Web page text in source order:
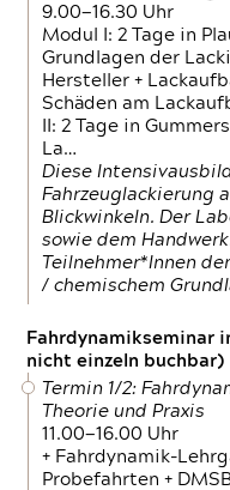
9.00—16.30 Uhr
Modul I: 2 Tage in
Grundlagen der
Hersteller +
Schäden am
II: 2 Tage in
La…
Diese
Fahrzeuglackierung
Blickwinkeln. Der
sowie dem
Teilnehmer*Innen
/ chemischem
Fahrdynamikseminar
nicht einzeln buchbar)
Termin 1/2:
Theorie und Praxis
11.00—16.00 Uhr
+ Fahrdynamik-
Probefahrten +